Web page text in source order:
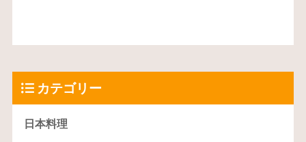
カテゴリー
日本料理